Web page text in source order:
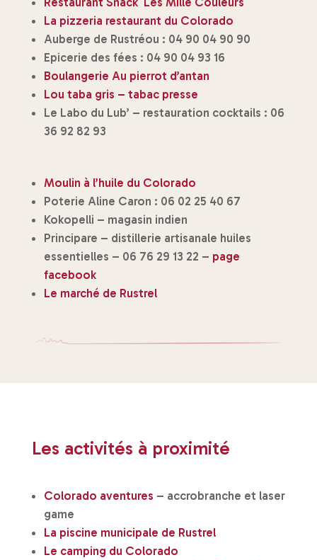
La pizzeria restaurant du Colorado
Auberge de Rustréou : 04 90 04 90 90
Epicerie des fées : 04 90 04 93 16
Boulangerie Au pierrot d’antan
Lou taba gris – tabac presse
Le Labo du Lub’ – restauration cocktails : 06
36 92 82 93
Moulin à l’huile du Colorado
Poterie Aline Caron : 06 02 25 40 67
Kokopelli – magasin indien
Principare – distillerie artisanale huiles
essentielles – 06 76 29 13 22 – page
facebook
Le marché de Rustrel
Les activités à proximité
Colorado aventures – accrobranche et laser
game
La piscine municipale de Rustrel
Le camping du Colorado